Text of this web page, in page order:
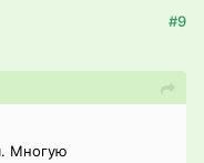
#9
Многую